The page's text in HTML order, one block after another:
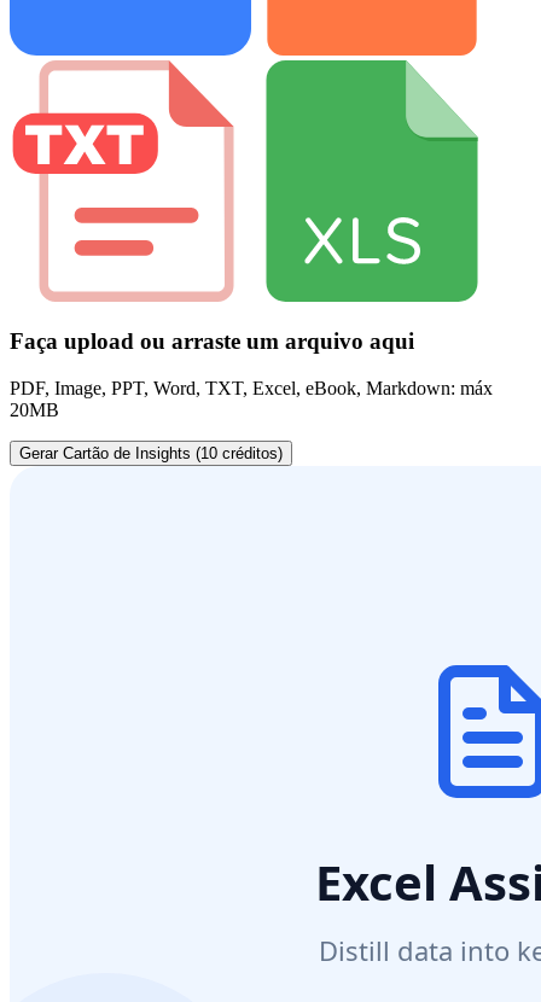
Faça upload ou arraste um arquivo aqui
PDF, Image, PPT, Word, TXT, Excel, eBook, Markdown: máx
20MB
Gerar Cartão de Insights (10 créditos)